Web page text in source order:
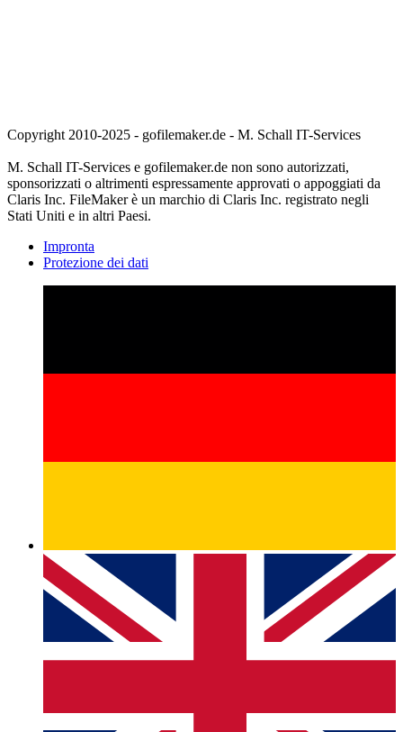
Copyright 2010-2025 - gofilemaker.de - M. Schall IT-Services
M. Schall IT-Services e gofilemaker.de non sono autorizzati,
sponsorizzati o altrimenti espressamente approvati o appoggiati da
Claris Inc. FileMaker è un marchio di Claris Inc. registrato negli
Stati Uniti e in altri Paesi.
Impronta
Protezione dei dati